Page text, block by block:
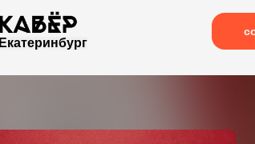
Екатеринбург